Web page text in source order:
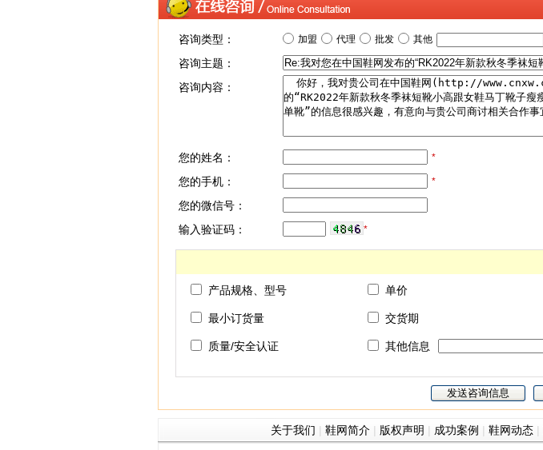
咨询类型： 加盟 代理 批发 其他
咨询主题：
咨询内容：
您的姓名： *
您的手机： *
您的微信号：
输入验证码：
*
产品规格、型号 单价
最小订货量 交货期
质量/安全认证 其他信息
关于我们 | 鞋网简介 | 版权声明 | 成功案例 | 鞋网动态 |